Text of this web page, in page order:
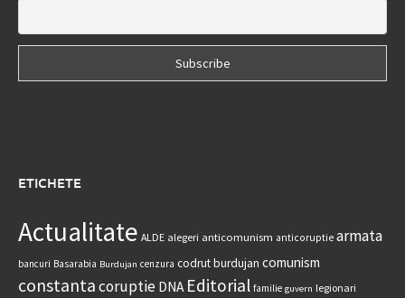
ETICHETE
Actualitate ALDE alegeri anticomunism anticoruptie armata
bancuri Basarabia Burdujan cenzura codrut burdujan comunism
constantacoruptie DNA Editorial familie guvern legionari